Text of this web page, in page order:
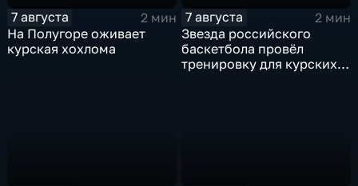
7 августа
2 мин
На Полугоре оживает
курская хохлома
7 августа
2 мин
Звезда российского
баскетбола провёл
тренировку для курских